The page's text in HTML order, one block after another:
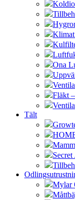
Ona
Fläkt
Tält
Secret
Mylar